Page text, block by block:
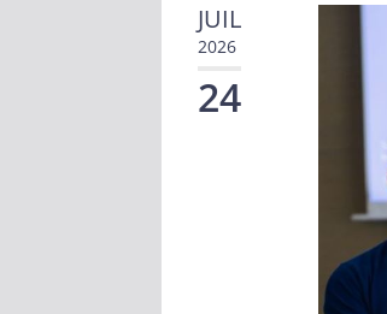
JUIL
2026
24